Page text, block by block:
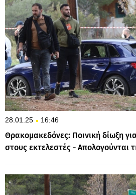
28.01.25 16:46
Θρακομακεδόνες: Ποινική δίωξη
στους εκτελεστές - Απολογούνται